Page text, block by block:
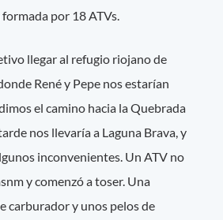
por 18 ATVs.
llegar al refugio riojano de
René y Pepe nos estarían
el camino hacia la Quebrada
nos llevaría a Laguna Brava, y
inconvenientes. Un ATV no
y comenzó a toser. Una
carburador y unos pelos de